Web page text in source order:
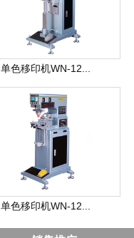
单色移印机WN-12...
单色移印机WN-12...